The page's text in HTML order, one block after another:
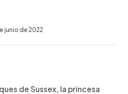
junio de 2022
de Sussex, la princesa